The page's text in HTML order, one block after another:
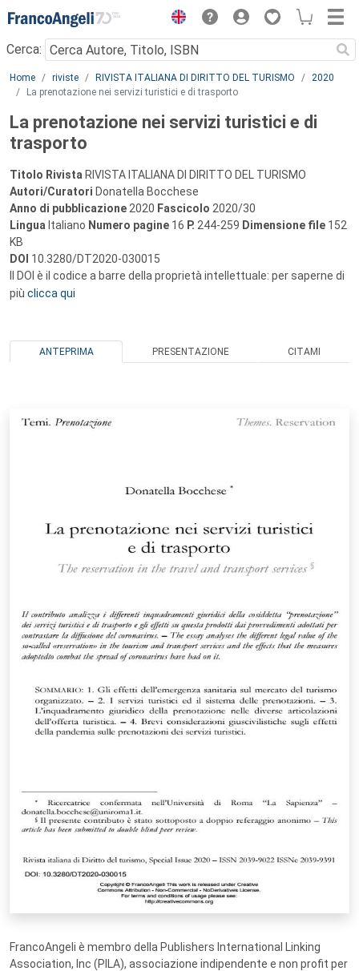
Menu
Cerca:
Main content
Home riviste RIVISTA ITALIANA DI DIRITTO DEL TURISMO
2020
La prenotazione nei servizi turistici e di trasporto
La prenotazione nei servizi turistici e di
trasporto
Titolo Rivista RIVISTA ITALIANA DI DIRITTO DEL TURISMO
Autori/Curatori Donatella Bocchese
Anno di pubblicazione 2020 Fascicolo 2020/30
Lingua Italiano Numero pagine 16 P. 244-259 Dimensione file 152
KB
DOI 10.3280/DT2020-030015
Il DOI è il codice a barre della proprietà intellettuale: per saperne di
più clicca qui
ANTEPRIMA PRESENTAZIONE CITAMI
FrancoAngeli è membro della Publishers International Linking
Association, Inc (PILA), associazione indipendente e non profit per